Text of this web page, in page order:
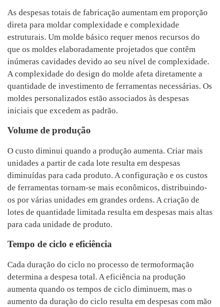
As despesas totais de fabricação aumentam em proporção
direta para moldar complexidade e complexidade
estruturais. Um molde básico requer menos recursos do
que os moldes elaboradamente projetados que contêm
inúmeras cavidades devido ao seu nível de complexidade.
A complexidade do design do molde afeta diretamente a
quantidade de investimento de ferramentas necessárias. Os
moldes personalizados estão associados às despesas
iniciais que excedem as padrão.
Volume de produção
O custo diminui quando a produção aumenta. Criar mais
unidades a partir de cada lote resulta em despesas
diminuídas para cada produto. A configuração e os custos
de ferramentas tornam-se mais econômicos, distribuindo-
os por várias unidades em grandes ordens. A criação de
lotes de quantidade limitada resulta em despesas mais altas
para cada unidade de produto.
Tempo de ciclo e eficiência
Cada duração do ciclo no processo de termoformação
determina a despesa total. A eficiência na produção
aumenta quando os tempos de ciclo diminuem, mas o
aumento da duração do ciclo resulta em despesas com mão